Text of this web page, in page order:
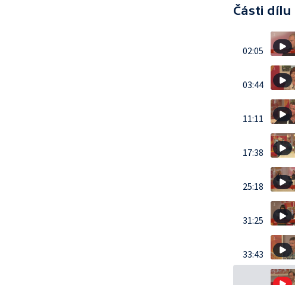
Části dílu
02:05
03:44
11:11
17:38
25:18
31:25
33:43